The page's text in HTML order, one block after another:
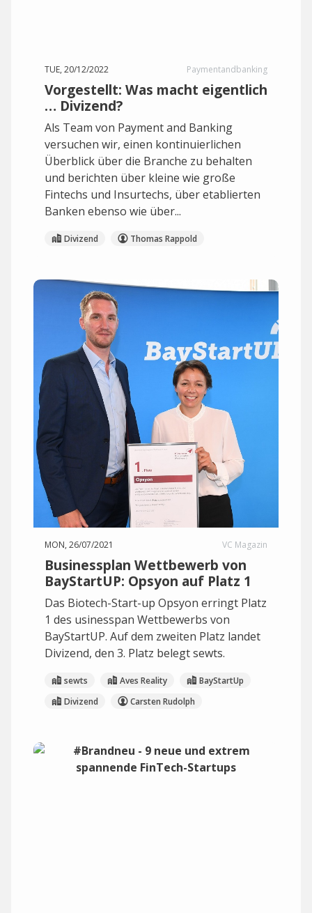
TUE, 20/12/2022 Paymentandbanking
Vorgestellt: Was macht eigentlich
… Divizend?
Als Team von Payment and Banking
versuchen wir, einen kontinuierlichen
Überblick über die Branche zu behalten
und berichten über kleine wie große
Fintechs und Insurtechs, über etablierten
Banken ebenso wie über...
Divizend Thomas Rappold
MON, 26/07/2021 VC Magazin
Businessplan Wettbewerb von
BayStartUP: Opsyon auf Platz 1
Das Biotech-Start-up Opsyon erringt Platz
1 des usinesspan Wettbewerbs von
BayStartUP. Auf dem zweiten Platz landet
Divizend, den 3. Platz belegt sewts.
sewts Aves Reality
BayStartUp
Divizend
Carsten Rudolph